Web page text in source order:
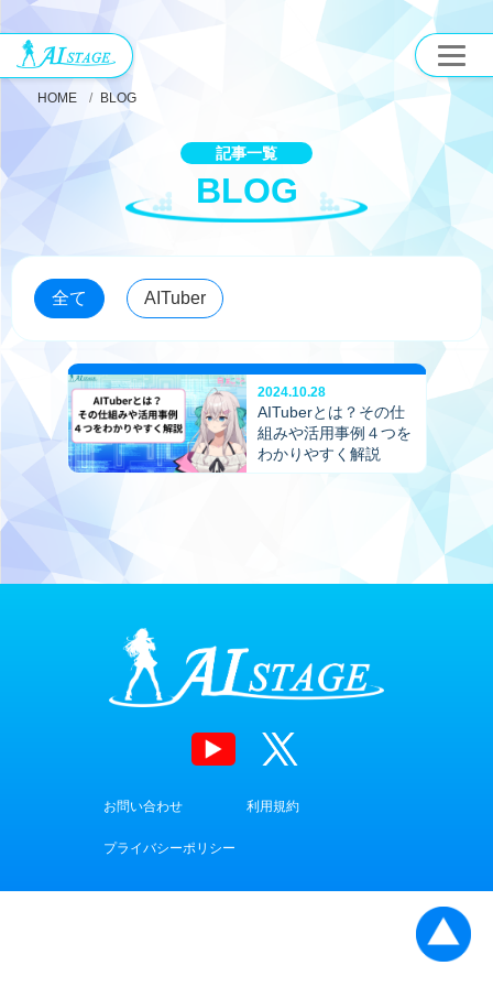
HOME BLOG
記事一覧
BLOG
全て AITuber
2024.10.28
AITuberとは？その仕
組みや活用事例４つを
わかりやすく解説
お問い合わせ 利用規約
プライバシーポリシー